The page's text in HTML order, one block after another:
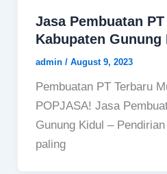
Jasa Pembuatan
Kabupaten Gunung
admin / August 9, 2023
Pembuatan PT Terbaru
POPJASA! Jasa
Gunung Kidul –
paling